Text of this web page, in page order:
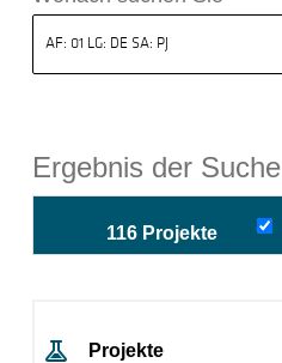
Ergebnis der Suche
116 Projekte
Projekte